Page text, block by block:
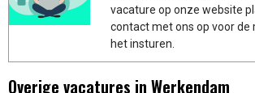
vacature op onze website
contact met ons op voor de
het insturen.
Overige vacatures in Werkendam